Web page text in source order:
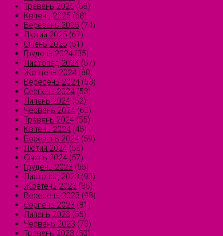
Травень 2025 (68)
Квітень 2025 (68)
Березень 2025 (74)
Лютий 2025 (67)
Січень 2025 (51)
Грудень 2024 (35)
Листопад 2024 (57)
Жовтень 2024 (80)
Вересень 2024 (53)
Серпень 2024 (53)
Липень 2024 (52)
Червень 2024 (63)
Травень 2024 (55)
Квітень 2024 (45)
Березень 2024 (59)
Лютий 2024 (58)
Січень 2024 (57)
Грудень 2023 (55)
Листопад 2023 (93)
Жовтень 2023 (85)
Вересень 2023 (98)
Серпень 2023 (81)
Липень 2023 (55)
Червень 2023 (73)
Травень 2023 (50)